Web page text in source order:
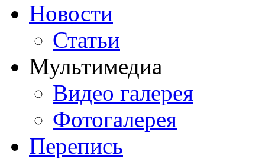
Новости
Статьи
Мультимедиа
Видео галерея
Фотогалерея
Перепись